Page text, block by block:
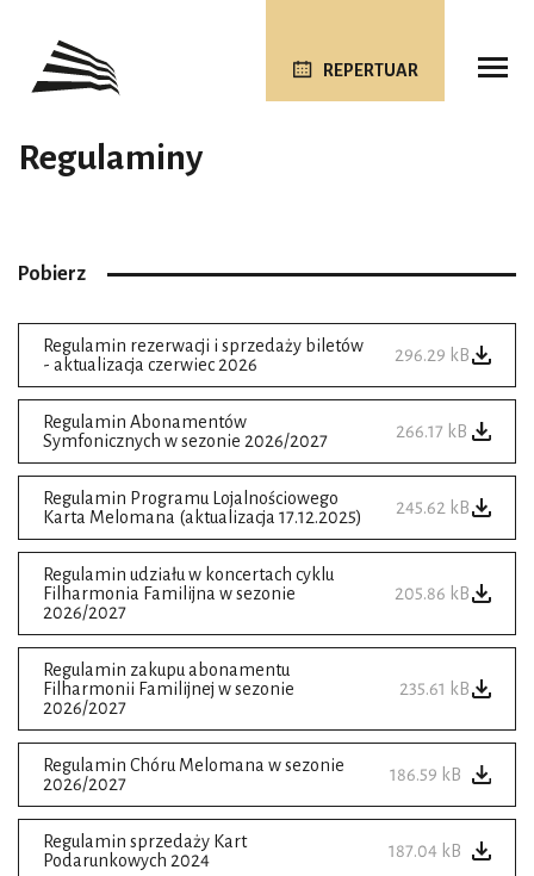
REPERTUAR
Regulaminy
Pobierz
Regulamin rezerwacji i sprzedaży biletów
- aktualizacja czerwiec 2026
296.29 kB
Regulamin Abonamentów
Symfonicznych w sezonie 2026/2027
266.17 kB
Regulamin Programu Lojalnościowego
Karta Melomana (aktualizacja 17.12.2025)
245.62 kB
Regulamin udziału w koncertach cyklu
Filharmonia Familijna w sezonie
2026/2027
205.86 kB
Regulamin zakupu abonamentu
Filharmonii Familijnej w sezonie
2026/2027
235.61 kB
Regulamin Chóru Melomana w sezonie
2026/2027
186.59 kB
Regulamin sprzedaży Kart
Podarunkowych 2024
187.04 kB